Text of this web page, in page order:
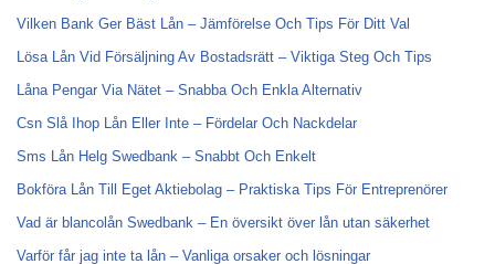
Vilken Bank Ger Bäst Lån – Jämförelse Och Tips För Ditt Val
Lösa Lån Vid Försäljning Av Bostadsrätt – Viktiga Steg Och Tips
Låna Pengar Via Nätet – Snabba Och Enkla Alternativ
Csn Slå Ihop Lån Eller Inte – Fördelar Och Nackdelar
Sms Lån Helg Swedbank – Snabbt Och Enkelt
Bokföra Lån Till Eget Aktiebolag – Praktiska Tips För Entreprenörer
Vad är blancolån Swedbank – En översikt över lån utan säkerhet
Varför får jag inte ta lån – Vanliga orsaker och lösningar